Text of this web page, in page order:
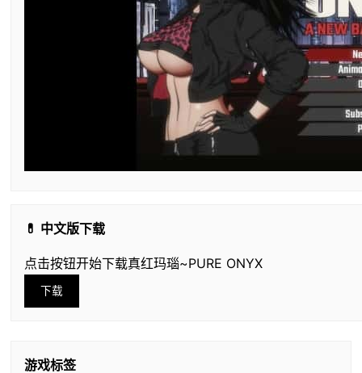
💊 中文版下载
点击按钮开始下载真红玛瑙~PURE ONYX
下载
游戏标签